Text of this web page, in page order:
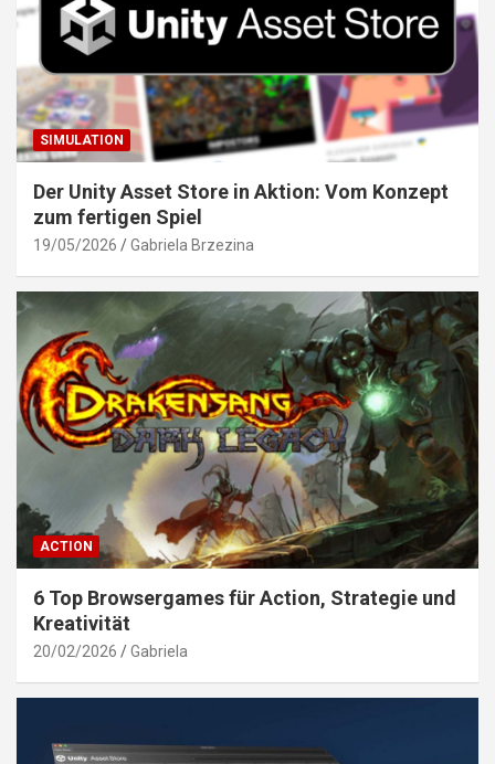
SIMULATION
Der Unity Asset Store in Aktion: Vom Konzept
zum fertigen Spiel
19/05/2026 Gabriela Brzezina
ACTION
6 Top Browsergames für Action, Strategie und
Kreativität
20/02/2026 Gabriela